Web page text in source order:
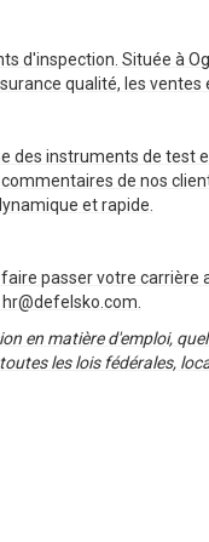
d'inspection. Située à
qualité, les ventes
des instruments de test
de nos
et rapide.
passer votre carrière
en matière d'emploi,
les lois fédérales,